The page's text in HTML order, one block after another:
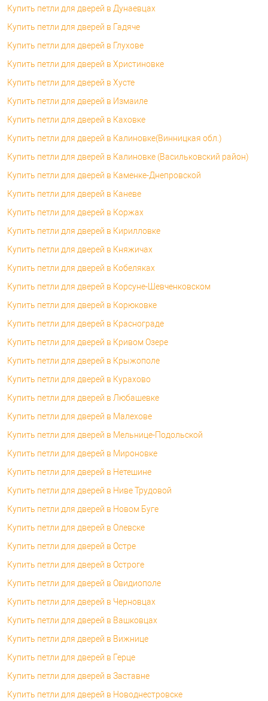
Купить петли для дверей в Дунаевцах
Купить петли для дверей в Гадяче
Купить петли для дверей в Глухове
Купить петли для дверей в Христиновке
Купить петли для дверей в Хусте
Купить петли для дверей в Измаиле
Купить петли для дверей в Каховке
Купить петли для дверей в Калиновке(Винницкая обл.)
Купить петли для дверей в Калиновке (Васильковский район)
Купить петли для дверей в Каменке-Днепровской
Купить петли для дверей в Каневе
Купить петли для дверей в Коржах
Купить петли для дверей в Кирилловке
Купить петли для дверей в Княжичах
Купить петли для дверей в Кобеляках
Купить петли для дверей в Корсуне-Шевченковском
Купить петли для дверей в Корюковке
Купить петли для дверей в Краснограде
Купить петли для дверей в Кривом Озере
Купить петли для дверей в Крыжополе
Купить петли для дверей в Курахово
Купить петли для дверей в Любашевке
Купить петли для дверей в Малехове
Купить петли для дверей в Мельнице-Подольской
Купить петли для дверей в Мироновке
Купить петли для дверей в Нетешине
Купить петли для дверей в Ниве Трудовой
Купить петли для дверей в Новом Буге
Купить петли для дверей в Олевске
Купить петли для дверей в Остре
Купить петли для дверей в Остроге
Купить петли для дверей в Овидиополе
Купить петли для дверей в Черновцах
Купить петли для дверей в Вашковцах
Купить петли для дверей в Вижнице
Купить петли для дверей в Герце
Купить петли для дверей в Заставне
Купить петли для дверей в Новоднестровске